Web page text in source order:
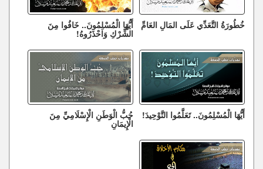
خُطُورَةُ التَّعَدِّي عَلَى المَالِ العَامِّ أَيُّهَا الْمُسْلِمُونَ.. خَافُوا مِنَ
الشِّرْكِ وَاحْذَرُوهُ!
أَيُّهَا الْمُسْلِمُونَ.. تَعَلَّمُوا التَّوْحِيدَ! حُبُّ الْوَطَنِ الْإِسْلَامِيِّ مِنَ
الْإِيمَانِ